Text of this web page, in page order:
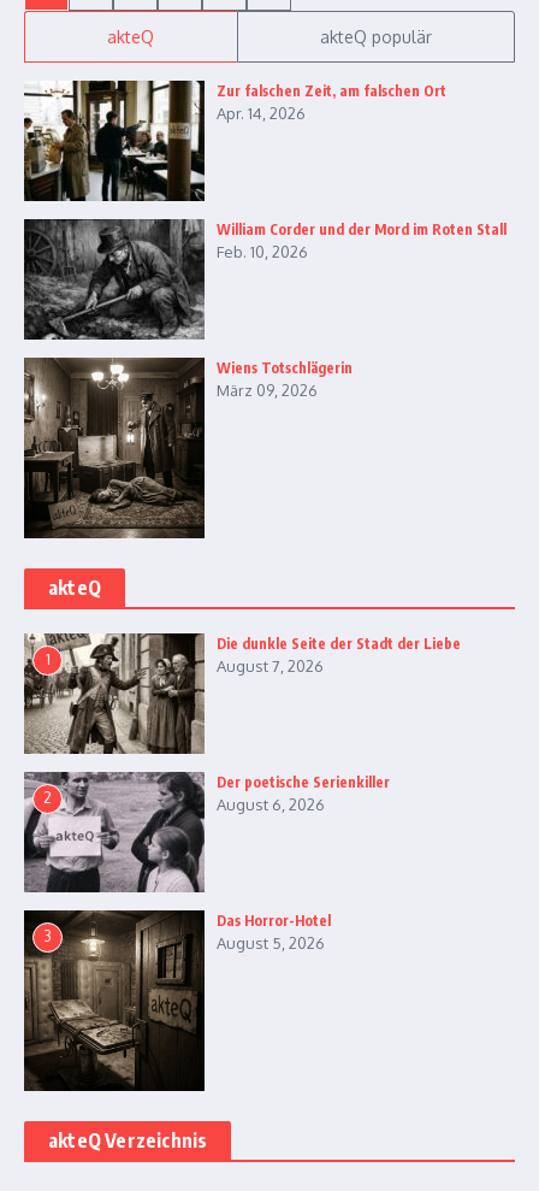
akteQ akteQ populär
Zur falschen Zeit, am falschen Ort
Apr. 14, 2026
William Corder und der Mord im Roten Stall
Feb. 10, 2026
Wiens Totschlägerin
März 09, 2026
akteQ
1
Die dunkle Seite der Stadt der Liebe
August 7, 2026
2
Der poetische Serienkiller
August 6, 2026
3
Das Horror-Hotel
August 5, 2026
akteQ Verzeichnis